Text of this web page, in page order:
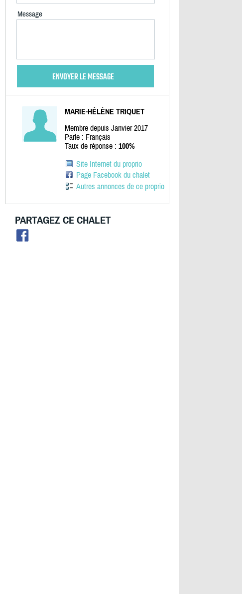
Message
MARIE-HÉLÈNE TRIQUET
Membre depuis Janvier 2017
Parle : Français
Taux de réponse : 100%
Site Internet du proprio
Page Facebook du chalet
Autres annonces de ce proprio
PARTAGEZ CE CHALET